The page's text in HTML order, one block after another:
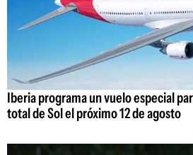
Iberia programa un vuelo especial
total de Sol el próximo 12 de agosto